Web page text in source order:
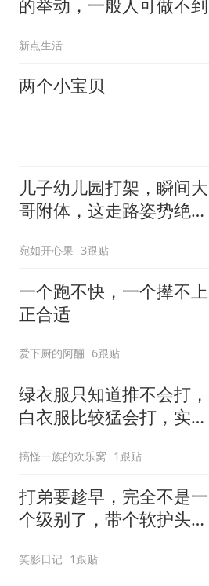
的举动，一般人可做不到
新点生活
两个小宝贝
儿子幼儿园打架，瞬间大
哥附体，这走路姿势绝
宛如开心果 3跟贴
一个跑不快，一个撵不上
正合适
爱下厨的阿酾 6跟贴
绿衣服只知道推不会打，
白衣服比较猛会打，实力
搞怪一族的欢乐窝 1跟贴
打弟要趁早，完全不是一
个级别了，带个软护头更
笑影日记 1跟贴